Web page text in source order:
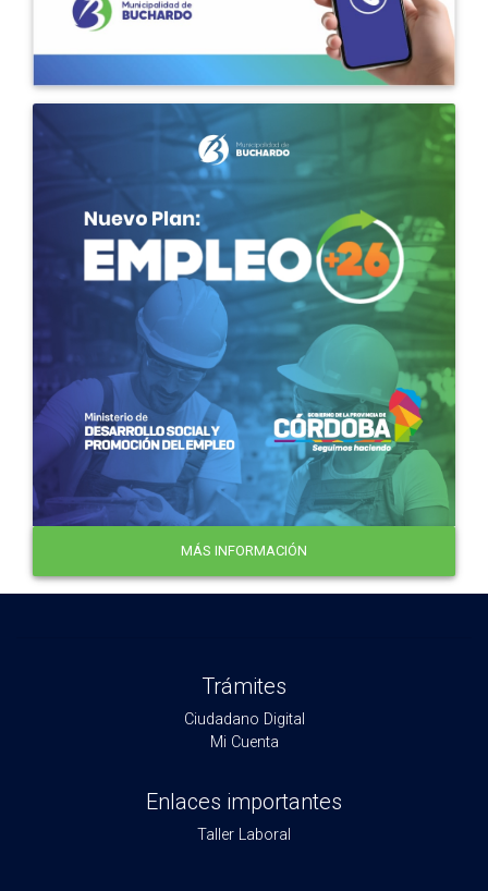
MÁS INFORMACIÓN
Trámites
Ciudadano Digital
Mi Cuenta
Enlaces importantes
Taller Laboral